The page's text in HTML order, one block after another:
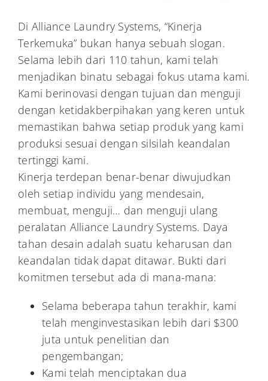
Di Alliance Laundry Systems, “Kinerja
Terkemuka” bukan hanya sebuah slogan.
Selama lebih dari 110 tahun, kami telah
menjadikan binatu sebagai fokus utama kami.
Kami berinovasi dengan tujuan dan menguji
dengan ketidakberpihakan yang keren untuk
memastikan bahwa setiap produk yang kami
produksi sesuai dengan silsilah keandalan
tertinggi kami.
Kinerja terdepan benar-benar diwujudkan
oleh setiap individu yang mendesain,
membuat, menguji… dan menguji ulang
peralatan Alliance Laundry Systems. Daya
tahan desain adalah suatu keharusan dan
keandalan tidak dapat ditawar. Bukti dari
komitmen tersebut ada di mana-mana:
Selama beberapa tahun terakhir, kami
telah menginvestasikan lebih dari $300
juta untuk penelitian dan
pengembangan;
Kami telah menciptakan dua